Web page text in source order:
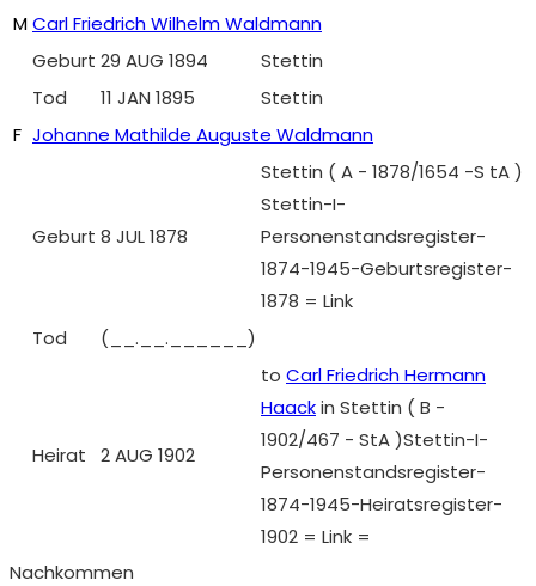
MCarl Friedrich Wilhelm Waldmann
Geburt 29 AUG 1894
Stettin
Tod
11 JAN 1895
Stettin
F Johanne Mathilde Auguste Waldmann
Geburt 8 JUL 1878
Stettin ( A - 1878/1654 -S tA )
Stettin-I-
Personenstandsregister-
1874-1945-Geburtsregister-
1878 = Link
Tod
(__.__.______)
Heirat 2 AUG 1902
to Carl Friedrich Hermann
Haackin Stettin ( B -
1902/467 - StA )Stettin-I-
Personenstandsregister-
1874-1945-Heiratsregister-
1902 = Link =
Nachkommen